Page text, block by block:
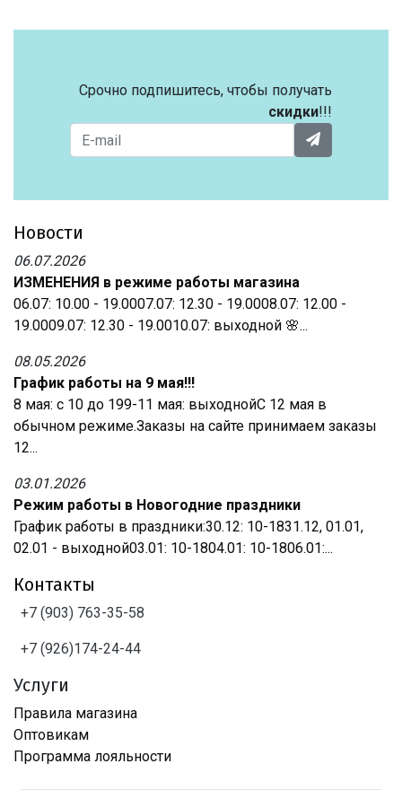
Срочно подпишитесь, чтобы получать
скидки!!!
Новости
06.07.2026
ИЗМЕНЕНИЯ в режиме работы магазина
06.07: 10.00 - 19.0007.07: 12.30 - 19.0008.07: 12.00 -
19.0009.07: 12.30 - 19.0010.07: выходной 🌸...
08.05.2026
График работы на 9 мая!!!
8 мая: с 10 до 199-11 мая: выходнойС 12 мая в
обычном режиме.Заказы на сайте принимаем заказы
12...
03.01.2026
Режим работы в Новогодние праздники
График работы в праздники:30.12: 10-1831.12, 01.01,
02.01 - выходной03.01: 10-1804.01: 10-1806.01:...
Контакты
+7 (903) 763-35-58
+7 (926)174-24-44
Услуги
Правила магазина
Оптовикам
Программа лояльности